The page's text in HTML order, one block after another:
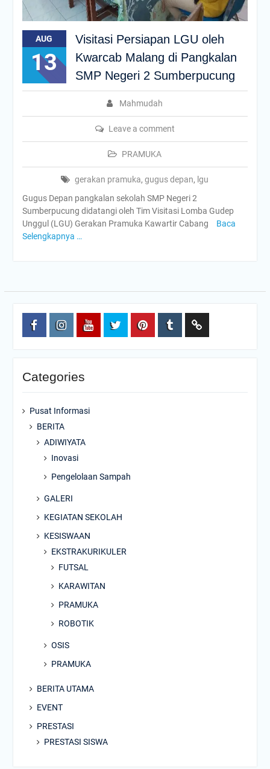
AUG
13
Visitasi Persiapan LGU oleh
Kwarcab Malang di Pangkalan
SMP Negeri 2 Sumberpucung
Mahmudah
Leave a comment
PRAMUKA
gerakan pramuka,gugus depan, lgu
Gugus Depan pangkalan sekolah SMP Negeri 2
Sumberpucung didatangi oleh Tim Visitasi Lomba Gudep
Unggul (LGU) Gerakan Pramuka Kawartir Cabang
Baca
Selengkapnya …
Categories
Pusat Informasi
BERITA
ADIWIYATA
Inovasi
Pengelolaan Sampah
GALERI
KEGIATAN SEKOLAH
KESISWAAN
EKSTRAKURIKULER
FUTSAL
KARAWITAN
PRAMUKA
ROBOTIK
OSIS
PRAMUKA
BERITA UTAMA
EVENT
PRESTASI
PRESTASI SISWA